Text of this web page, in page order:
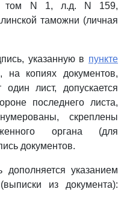
том N 1, л.д. N 159,
таможни (личная
указанную в пункте
на копиях документов,
лист, допускается
последнего листа,
скреплены
органа (для
документов.
дополняется указанием
из документа):